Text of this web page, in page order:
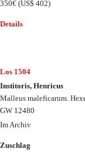
350€(US$ 402)
Details
Los 1504
Institoris, Henricus
Malleus maleficarum.
GW 12480
Im Archiv
Zuschlag